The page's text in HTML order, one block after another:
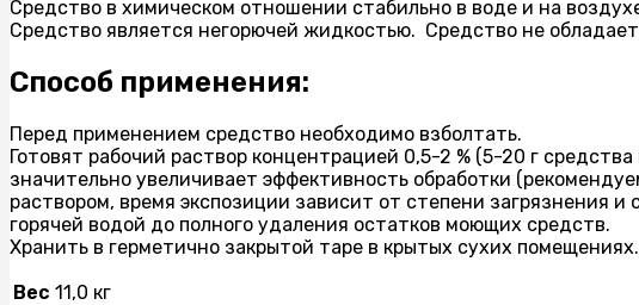
Средство в химическом отношении стабильно в воде и на
Средство является негорючей жидкостью. Средство не
Способ применения:
Перед применением средство необходимо взболтать.
Готовят рабочий раствор концентрацией 0,5-2 % (5-20 г
значительно увеличивает эффективность обработки
раствором, время экспозиции зависит от степени загрязнения
горячей водой до полного удаления остатков моющих средств.
Хранить в герметично закрытой таре в крытых сухих помещениях.
Вес 11,0 кг